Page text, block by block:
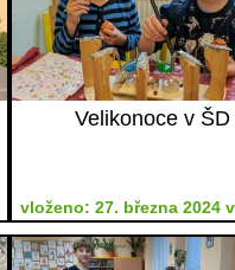
Velikonoce v ŠD
vloženo: 27. března 2024